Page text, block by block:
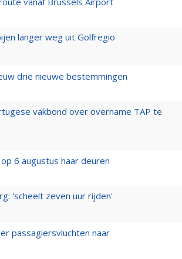
langer weg uit Golfregio
drie nieuwe bestemmingen
vakbond over overname TAP te
6 augustus haar deuren
'scheelt zeven uur rijden'
passagiersvluchten naar